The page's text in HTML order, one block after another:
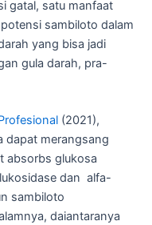
gatal, satu manfaat
sambiloto dalam
yang bisa jadi
gula darah, pra-
(2021),
dapat merangsang
absorbs glukosa
dan alfa-
sambiloto
daiantaranya